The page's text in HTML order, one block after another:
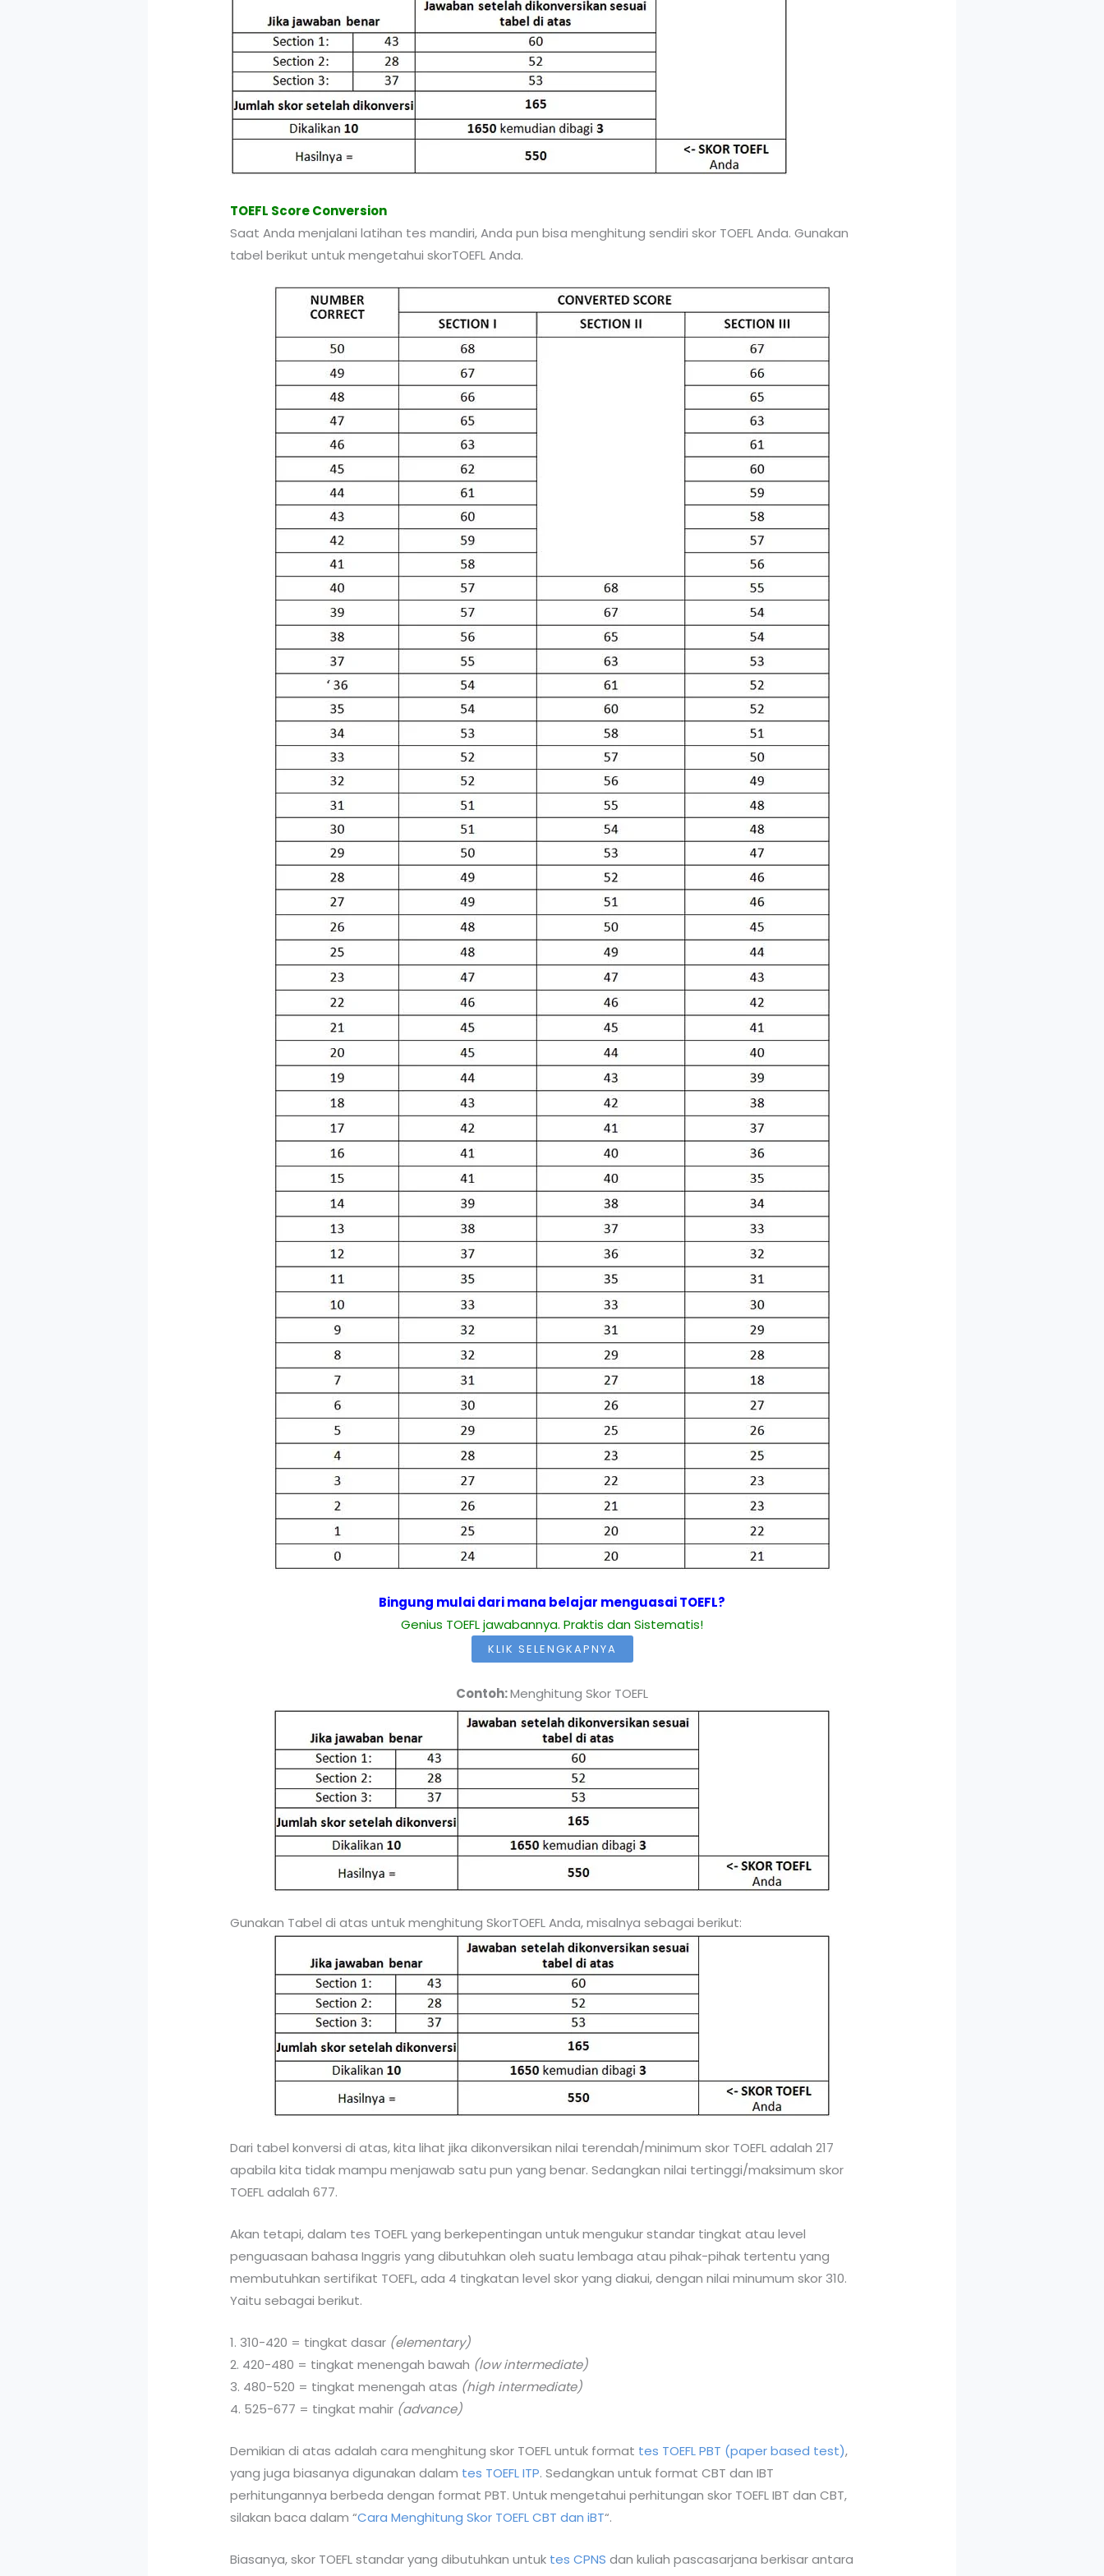
TOEFL Score Conversion
Saat Anda menjalani latihan tes mandiri, Anda pun bisa menghitung sendiri skor TOEFL Anda. Gunakan
tabel berikut untuk mengetahui skorTOEFL Anda.
Bingung mulai dari mana belajar menguasai TOEFL?
Genius TOEFL jawabannya. Praktis dan Sistematis!
KLIK SELENGKAPNYA
Contoh:Menghitung Skor TOEFL
Gunakan Tabel di atas untuk menghitung SkorTOEFL Anda, misalnya sebagai berikut:
Dari tabel konversi di atas, kita lihat jika dikonversikan nilai terendah/minimum skor TOEFL adalah 217
apabila kita tidak mampu menjawab satu pun yang benar. Sedangkan nilai tertinggi/maksimum skor
TOEFL adalah 677.
Akan tetapi, dalam tes TOEFL yang berkepentingan untuk mengukur standar tingkat atau level
penguasaan bahasa Inggris yang dibutuhkan oleh suatu lembaga atau pihak-pihak tertentu yang
membutuhkan sertifikat TOEFL, ada 4 tingkatan level skor yang diakui, dengan nilai minumum skor 310.
Yaitu sebagai berikut.
1. 310-420 = tingkat dasar (elementary)
2. 420-480 = tingkat menengah bawah (low intermediate)
3. 480-520 = tingkat menengah atas (high intermediate)
4. 525-677 = tingkat mahir (advance)
Demikian di atas adalah cara menghitung skor TOEFL untuk format tes TOEFL PBT (paper based test),
yang juga biasanya digunakan dalam tes TOEFL ITP. Sedangkan untuk format CBT dan IBT
perhitungannya berbeda dengan format PBT. Untuk mengetahui perhitungan skor TOEFL IBT dan CBT,
silakan baca dalam “Cara Menghitung Skor TOEFL CBT dan iBT“.
Biasanya, skor TOEFL standar yang dibutuhkan untuk tes CPNS dan kuliah pascasarjana berkisar antara